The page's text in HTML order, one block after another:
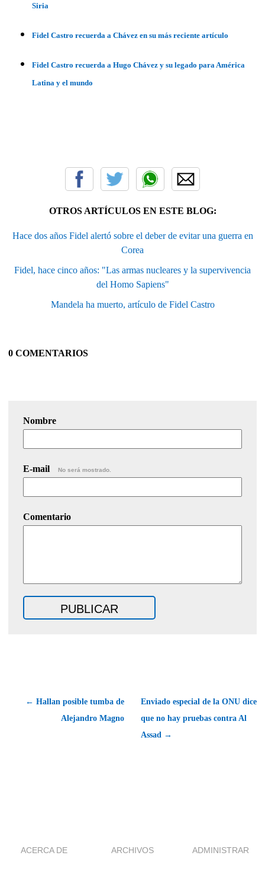
Siria
Fidel Castro recuerda a Chávez en su más reciente artículo
Fidel Castro recuerda a Hugo Chávez y su legado para América
Latina y el mundo
OTROS ARTÍCULOS EN ESTE BLOG:
Hace dos años Fidel alertó sobre el deber de evitar una guerra en
Corea
Fidel, hace cinco años: "Las armas nucleares y la supervivencia
del Homo Sapiens"
Mandela ha muerto, artículo de Fidel Castro
0 COMENTARIOS
Nombre
E-mail No será mostrado.
Comentario
← Hallan posible tumba de
Alejandro Magno
Enviado especial de la ONU dice
que no hay pruebas contra Al
Assad →
ACERCA DE ARCHIVOS ADMINISTRAR